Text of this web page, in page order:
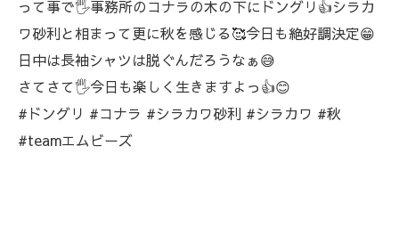
って事で🖐️事務所のコナラの木の下にドングリ👍シラカ
ワ砂利と相まって更に秋を感じる🥰今日も絶好調決定😁
日中は長袖シャツは脱ぐんだろうなぁ😅
さてさて🖐️今日も楽しく生きますよっ👍😊
#ドングリ #コナラ #シラカワ砂利 #シラカワ #秋
#teamエムビーズ